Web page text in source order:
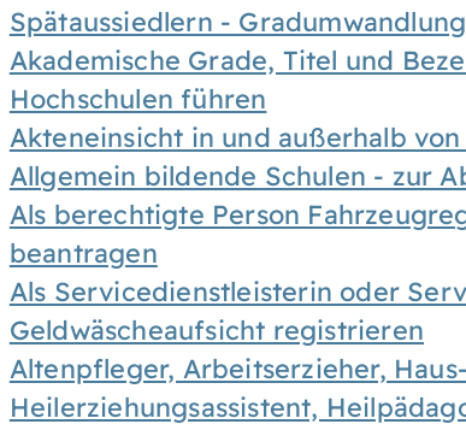
Spätaussiedlern -
Akademische Grade, Titel und
Hochschulen führen
Akteneinsicht in und außerhalb
Allgemein bildende Schulen - zur
Als berechtigte Person
beantragen
Als Servicedienstleisterin oder
Geldwäscheaufsicht registrieren
Altenpfleger, Arbeitserzieher,
Heilerziehungsassistent,